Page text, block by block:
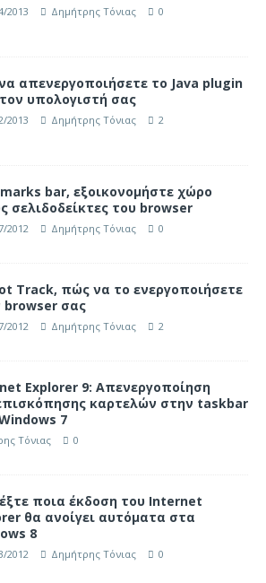
2013 Δημήτρης Τόνιας 0
απενεργοποιήσετε το Java plugin
υπολογιστή σας
2013 Δημήτρης Τόνιας 2
bar, εξοικονομήστε χώρο
σελιδοδείκτες του browser
2012 Δημήτρης Τόνιας 0
Track, πώς να το ενεργοποιήσετε
browser σας
2012 Δημήτρης Τόνιας 2
Explorer 9: Απενεργοποίηση
καρτελών στην taskbar
7
Τόνιας 0
ποια έκδοση του Internet
θα ανοίγει αυτόματα στα
8
2012 Δημήτρης Τόνιας 0